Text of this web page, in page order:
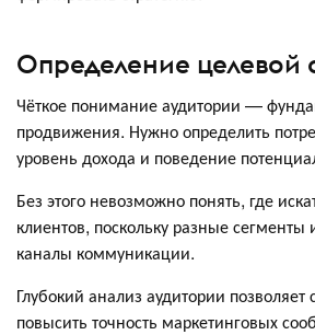
Определение целевой
Чёткое понимание аудитории —
продвижения. Нужно определить
уровень дохода и поведение
Без этого невозможно понять, где
клиентов, поскольку разные
каналы коммуникации.
Глубокий анализ аудитории позволяет
повысить точность маркетинговых